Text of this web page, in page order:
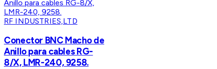
RF INDUSTRIES,LTD
Conector BNC Macho de
Anillo para cables RG-
8/X, LMR-240, 9258.